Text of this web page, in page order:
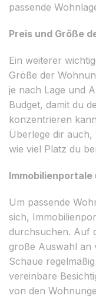
passende
Preis und Größe
Ein weiterer
Größe der
je nach Lage und
Budget, damit du
konzentrieren
Überlege dir auch,
wie viel Platz du
Immobilienportale
Um passende
sich,
durchsuchen. Auf
große Auswahl an
Schaue
vereinbare
von den